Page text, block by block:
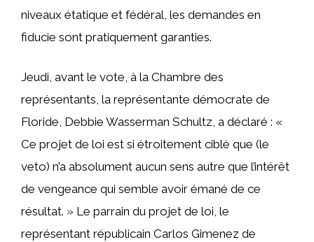
niveaux étatique et fédéral, les demandes en
fiducie sont pratiquement garanties.
Jeudi, avant le vote, à la Chambre des
représentants, la représentante démocrate de
Floride, Debbie Wasserman Schultz, a déclaré : «
Ce projet de loi est si étroitement ciblé que (le
veto) n’a absolument aucun sens autre que l’intérêt
de vengeance qui semble avoir émané de ce
résultat. » Le parrain du projet de loi, le
représentant républicain Carlos Gimenez de